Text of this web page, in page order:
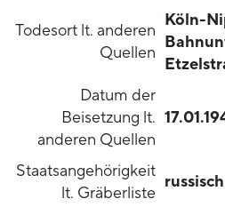
Todesort lt. anderen
Quellen
Köln-
Datum der
Beisetzung lt.
anderen Quellen
Staatsangehörigkeit
lt. Gräberliste
russisch